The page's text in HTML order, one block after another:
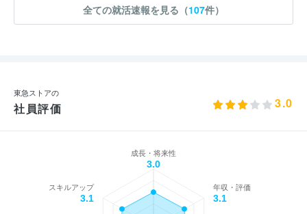
全ての就活速報を見る（107件）
東急ストアの
社員評価 3.0
成長・将来性
3.0
年収・評価
3.1
スキルアップ
3.1